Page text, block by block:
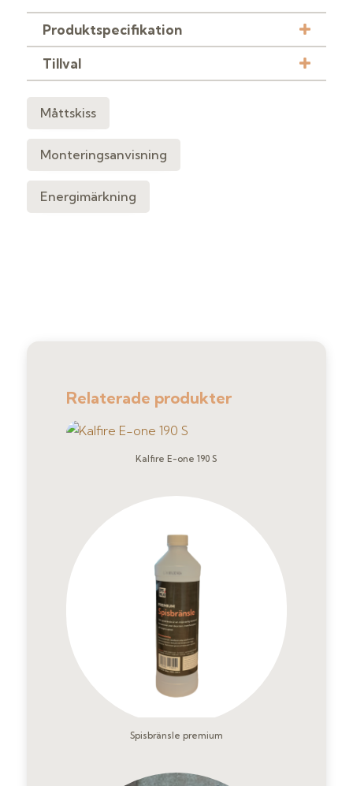
Produktspecifikation
Tillval
Måttskiss
Monteringsanvisning
Energimärkning
Relaterade produkter
Kalfire E-one 190 S
Spisbränsle premium